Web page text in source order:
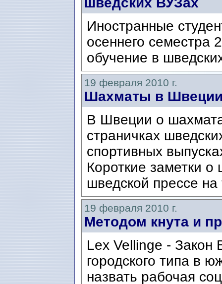
Иностранные
осеннего семестра
обучение в
19 февраля 2010 г.
Шахматы в Швеции
В Швеции о
страничках
спортивных
Короткие заметки о
шведской прессе
19 февраля 2010 г.
Методом кнута и
Lex Vellinge - Закон
городского типа в
назвать рабочая